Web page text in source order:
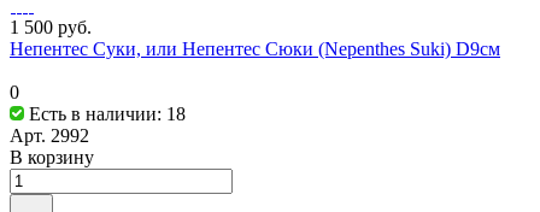
1 500 руб.
Непентес Суки, или Непентес Сюки (Nepenthes Suki) D9см
0
Есть в наличии: 18
Арт. 2992
В корзину